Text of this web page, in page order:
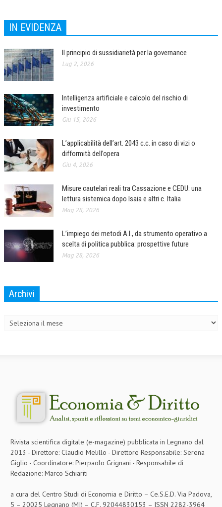
IN EVIDENZA
Il principio di sussidiarietà per la governance
Lug 2, 2026
Intelligenza artificiale e calcolo del rischio di
investimento
Giu 15, 2026
L’applicabilità dell’art. 2043 c.c. in caso di vizi o
difformità dell’opera
Giu 4, 2026
Misure cautelari reali tra Cassazione e CEDU: una
lettura sistemica dopo Isaia e altri c. Italia
Mag 28, 2026
L’impiego dei metodi A.I., da strumento operativo a
scelta di politica pubblica: prospettive future
Mag 28, 2026
Archivi
Rivista scientifica digitale (e-magazine) pubblicata in Legnano dal
2013 - Direttore: Claudio Melillo - Direttore Responsabile: Serena
Giglio - Coordinatore: Pierpaolo Grignani - Responsabile di
Redazione: Marco Schiariti
a cura del Centro Studi di Economia e Diritto – Ce.S.E.D. Via Padova,
5 – 20025 Legnano (MI) – C.F. 92044830153 – ISSN 2282-3964